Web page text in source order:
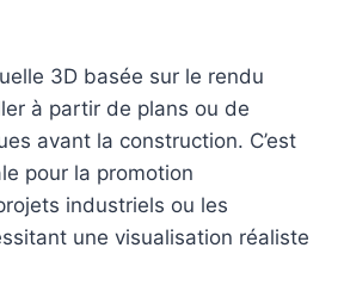
3D basée sur le rendu
à partir de plans ou de
avant la construction. C’est
pour la promotion
industriels ou les
une visualisation réaliste